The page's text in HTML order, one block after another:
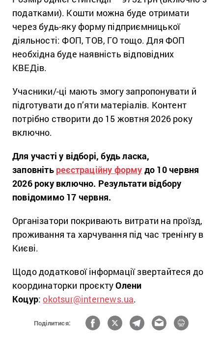
податками). Кошти можна буде отримати
через будь-яку форму підприємницької
діяльності: ФОП, ТОВ, ГО тощо. Для ФОП
необхідна буде наявність відповідних
КВЕДів.
Учасники/-ці мають змогу запропонувати й
підготувати до п’яти матеріалів. Контент
потрібно створити до 15 жовтня 2026 року
включно.
Для участі у відборі, будь ласка,
заповніть реєстраційну форму до 10 червня
2026 року включно. Результати відбору
повідомимо 17 червня.
Організатори покривають витрати на проїзд,
проживання та харчування під час тренінгу в
Києві.
Щодо додаткової інформації звертайтеся до
координаторки проєктуОлени
Коцур: okotsur@internews.ua.
Поділитися: